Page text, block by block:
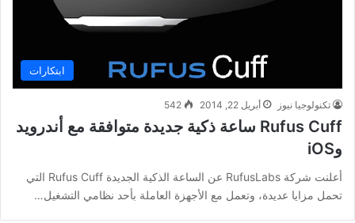
ابتكارات
تكنولوجيا نيوز أبريل 22, 2014 542
Rufus Cuff ساعة ذكية جديدة متوافقة مع أندرويد
وiOS
أعلنت شركة RufusLabs عن الساعة الذكية الجديدة Rufus Cuff التي
تحمل مزايا عديدة، وتعمل مع الأجهزة العاملة بأحد نظامي التشغيل…